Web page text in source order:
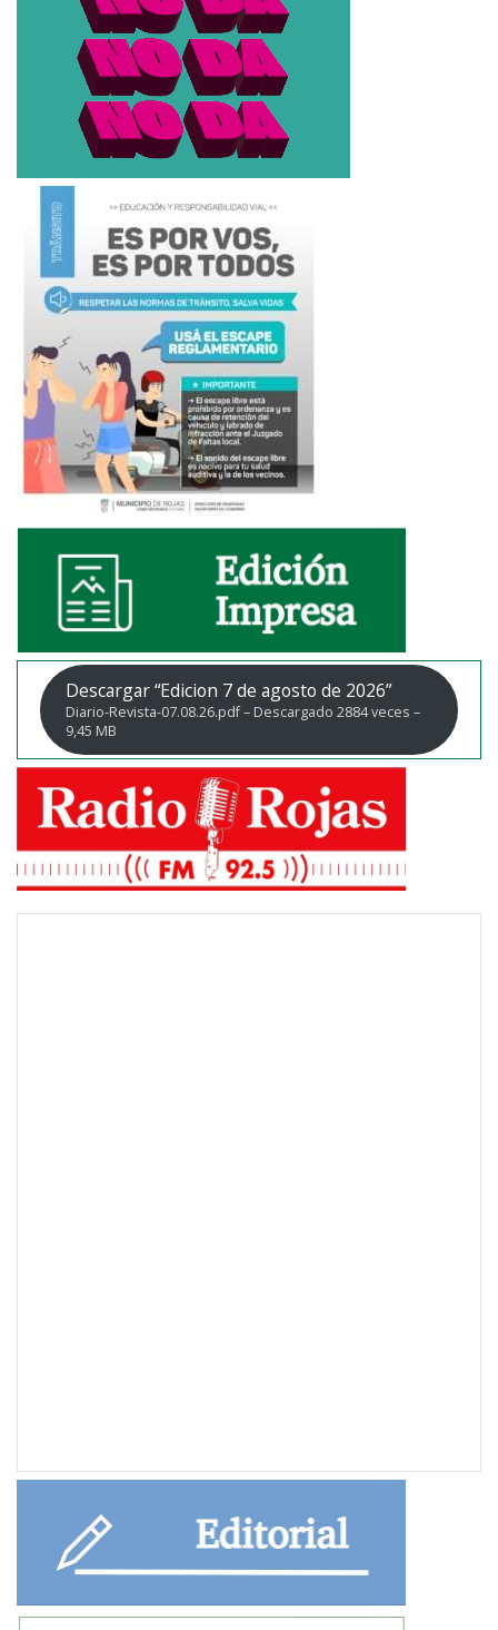
Descargar “Edicion 7 de agosto de 2026”
Diario-Revista-07.08.26.pdf – Descargado 2884 veces –
9,45 MB